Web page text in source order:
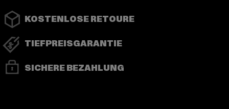
KOSTENLOSE RETOURE
TIEFPREISGARANTIE
SICHERE BEZAHLUNG